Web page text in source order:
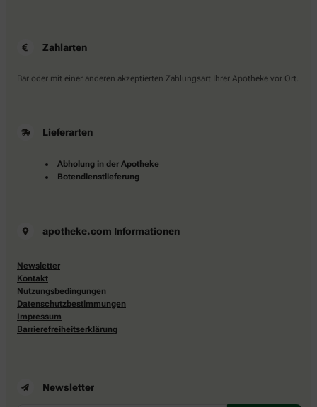
Zahlarten
Bar oder mit einer anderen akzeptierten Zahlungsart Ihrer Apotheke vor Ort.
Lieferarten
Abholung in der Apotheke
Botendienstlieferung
apotheke.com Informationen
Newsletter
Kontakt
Nutzungsbedingungen
Datenschutzbestimmungen
Impressum
Barrierefreiheitserklärung
Newsletter